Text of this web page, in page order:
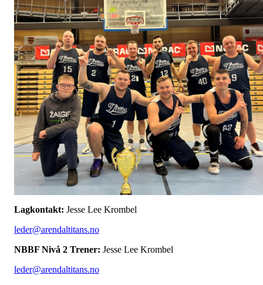
Lagkontakt: Jesse Lee Krombel
leder@arendaltitans.no
NBBF Nivå 2 Trener: Jesse Lee Krombel
leder@arendaltitans.no